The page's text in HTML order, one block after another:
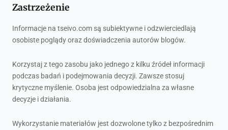
Zastrzeżenie
Informacje na tseivo.com są subiektywne i odzwierciedlają
osobiste poglądy oraz doświadczenia autorów blogów.
Korzystaj z tego zasobu jako jednego z kilku źródeł informacji
podczas badań i podejmowania decyzji. Zawsze stosuj
krytyczne myślenie. Osoba jest odpowiedzialna za własne
decyzje i działania.
Wykorzystanie materiałów jest dozwolone tylko z bezpośrednim